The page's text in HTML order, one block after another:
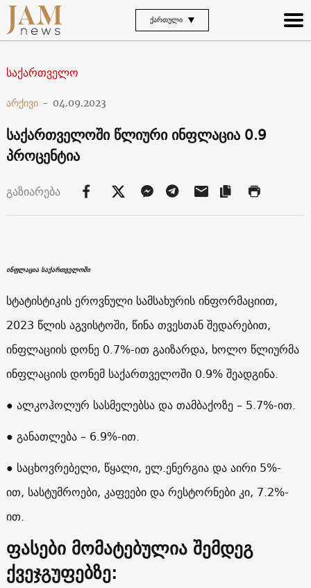
ᲥᲐᲠᲗᲣᲚᲘ
საქართველო
არქივი - 04.09.2023
საქართველოში წლიური ინფლაცია 0.9
პროცენტია
გაზიარება
ინფლაცია საქართველოში
სტატისტიკის ეროვნული სამსახურის ინფორმაციით,
2023 წლის აგვისტოში, წინა თვესთან შედარებით,
ინფლაციის დონე 0.7%-ით გაიზარდა, ხოლო წლიურმა
ინფლაციის დონემ საქართველოში 0.9% შეადგინა.
● ალკოჰოლურ სასმელებსა და თამბაქოზე – 5.7%-ით.
● განათლება – 6.9%-ით.
● საცხოვრებელი, წყალი, ელ.ენერგია და აირი 5%-
ით, სასტუმროები, კაფეები და რესტორნები კი, 7.2%-
ით.
ფასები მომატებულია შემდეგ
ქვეჯგუფებზე: